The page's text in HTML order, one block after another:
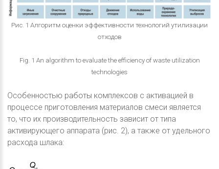
Рис. 1 Алгоритм оценки эффективности технологий утилизации
отходов
Fig. 1 An algorithm to evaluate the efficiency of waste utilization
technologies
Особенностью работы комплексов с активацией в
процессе приготовления материалов смеси является
то, что их производительность зависит от типа
активирующего аппарата (рис. 2), а также от удельного
расхода шлака: